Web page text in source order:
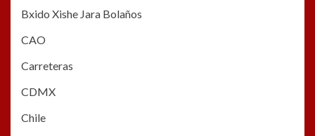
Bxido Xishe Jara Bolaños
CAO
Carreteras
CDMX
Chile